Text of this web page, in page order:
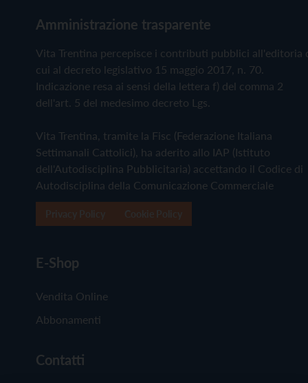
Amministrazione trasparente
Vita Trentina percepisce i contributi pubblici all'editoria
cui al decreto legislativo 15 maggio 2017, n. 70.
Indicazione resa ai sensi della lettera f) del comma 2
dell'art. 5 del medesimo decreto Lgs.
Vita Trentina, tramite la Fisc (Federazione Italiana
Settimanali Cattolici), ha aderito allo IAP (Istituto
dell'Autodisciplina Pubblicitaria) accettando il Codice di
Autodisciplina della Comunicazione Commerciale
E-Shop
Vendita Online
Abbonamenti
Contatti